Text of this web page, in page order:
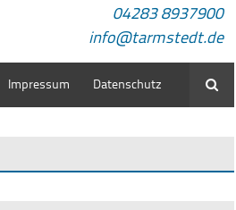
04283 8937900
info@tarmstedt.de
Impressum Datenschutz Suche